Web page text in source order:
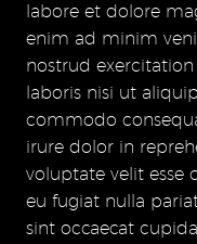
labore et dolore
enim ad minim
nostrud
laboris nisi ut
commodo
irure dolor in
voluptate velit esse
eu fugiat nulla
sint occaecat